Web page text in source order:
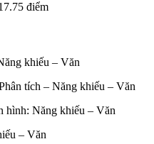
điểm
khiếu – Văn
tích – Năng khiếu – Văn
hình: Năng khiếu – Văn
– Văn